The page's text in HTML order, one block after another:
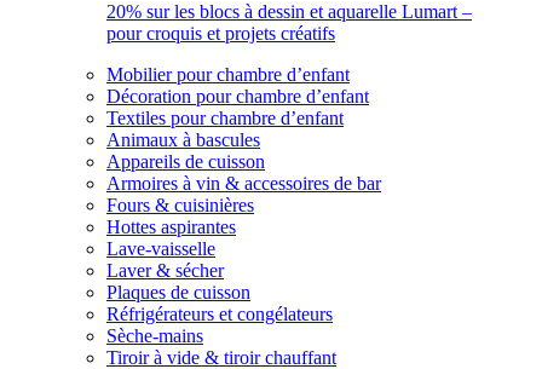
20% sur les blocs à dessin et aquarelle Lumart –
pour croquis et projets créatifs
Mobilier pour chambre d’enfant
Décoration pour chambre d’enfant
Textiles pour chambre d’enfant
Animaux à bascules
Appareils de cuisson
Armoires à vin & accessoires de bar
Fours & cuisinières
Hottes aspirantes
Lave-vaisselle
Laver & sécher
Plaques de cuisson
Réfrigérateurs et congélateurs
Sèche-mains
Tiroir à vide & tiroir chauffant